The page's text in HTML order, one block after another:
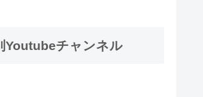
Youtubeチャンネル